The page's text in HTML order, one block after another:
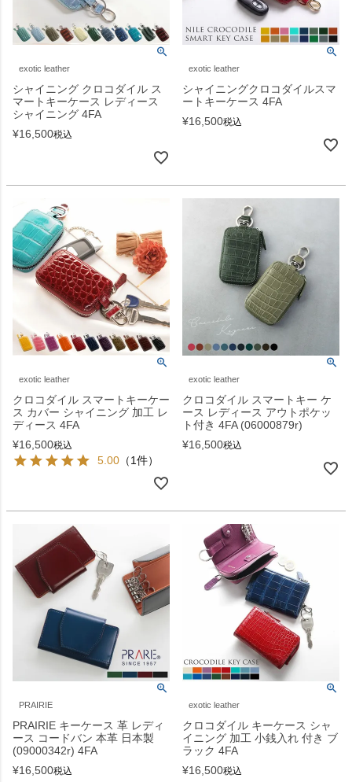
exotic leather
シャイニング クロコダイル ス
マートキーケース レディース
シャイニング 4FA
¥16,500税込
exotic leather
シャイニングクロコダイルスマ
ートキーケース 4FA
¥16,500税込
exotic leather
クロコダイル スマートキーケー
ス カバー シャイニング 加工 レ
ディース 4FA
¥16,500税込
5.00 （1件）
exotic leather
クロコダイル スマートキー ケ
ース レディース アウトポケッ
ト付き 4FA (06000879r)
¥16,500税込
PRAIRIE
PRAIRIE キーケース 革 レディ
ース コードバン 本革 日本製
(09000342r) 4FA
¥16,500税込
exotic leather
クロコダイル キーケース シャ
イニング 加工 小銭入れ 付き ブ
ラック 4FA
¥16,500税込